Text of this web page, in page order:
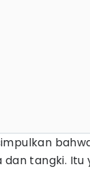
tangki. Itu